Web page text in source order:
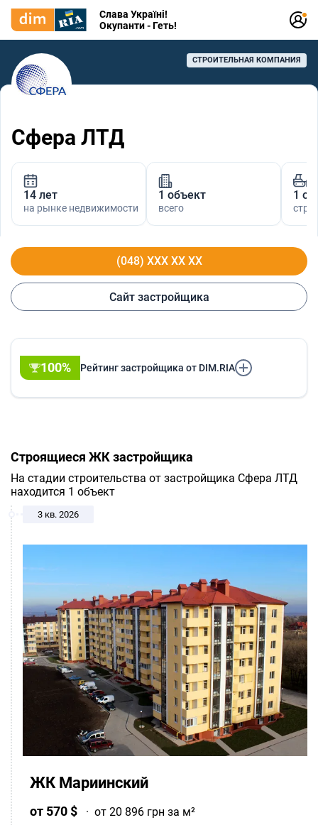
Слава Україні!
Окупанти - Геть!
СТРОИТЕЛЬНАЯ КОМПАНИЯ
Сфера ЛТД
14 лет
на рынке недвижимости
1 объект
всего
1
(048) XXX XX XX
Сайт застройщика
100% Рейтинг застройщика от DIM.RIA
Строящиеся ЖК застройщика
На стадии строительства от застройщика Сфера ЛТД
находится 1 объект
3 кв. 2026
ЖК Мариинский
от 570 $ · от 20 896 грн за м²